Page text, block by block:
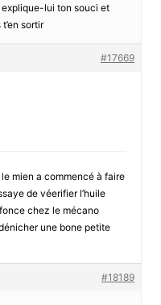
explique-lui ton souci et
sortir
#17669
mien a commencé à faire
de véerifier l’huile
chez le mécano
une bone petite
#18189